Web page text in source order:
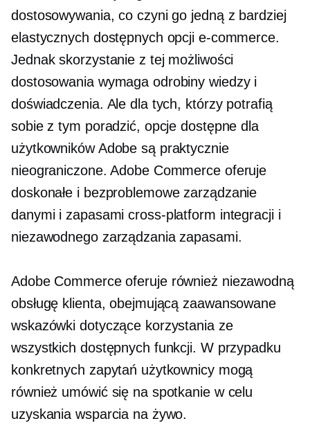
dostosowywania, co czyni go jedną z bardziej
elastycznych dostępnych opcji e-commerce.
Jednak skorzystanie z tej możliwości
dostosowania wymaga odrobiny wiedzy i
doświadczenia. Ale dla tych, którzy potrafią
sobie z tym poradzić, opcje dostępne dla
użytkowników Adobe są praktycznie
nieograniczone. Adobe Commerce oferuje
doskonałe i bezproblemowe zarządzanie
danymi i zapasamicross-platform integracji i
niezawodnego zarządzania zapasami.
Adobe Commerce oferuje również niezawodną
obsługę klienta, obejmującą zaawansowane
wskazówki dotyczące korzystania ze
wszystkich dostępnych funkcji. W przypadku
konkretnych zapytań użytkownicy mogą
również umówić się na spotkanie w celu
uzyskania wsparcia na żywo.